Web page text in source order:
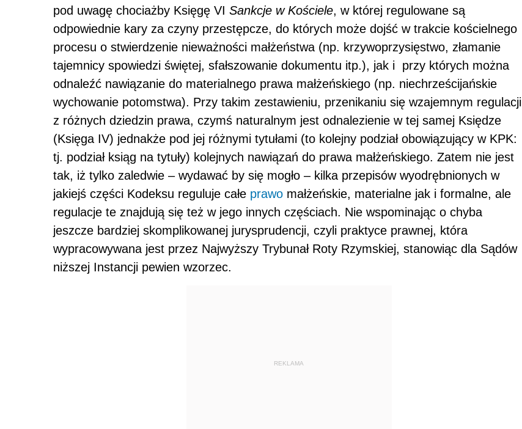
pod uwagę chociażby Księgę VI Sankcje w Kościele, w której regulowane są
odpowiednie kary za czyny przestępcze, do których może dojść w trakcie kościelnego
procesu o stwierdzenie nieważności małżeństwa (np. krzywoprzysięstwo, złamanie
tajemnicy spowiedzi świętej, sfałszowanie dokumentu itp.), jak i przy których można
odnaleźć nawiązanie do materialnego prawa małżeńskiego (np. niechrześcijańskie
wychowanie potomstwa). Przy takim zestawieniu, przenikaniu się wzajemnym regulacji
z różnych dziedzin prawa, czymś naturalnym jest odnalezienie w tej samej Księdze
(Księga IV) jednakże pod jej różnymi tytułami (to kolejny podział obowiązujący w KPK:
tj. podział ksiąg na tytuły) kolejnych nawiązań do prawa małżeńskiego. Zatem nie jest
tak, iż tylko zaledwie – wydawać by się mogło – kilka przepisów wyodrębnionych w
jakiejś części Kodeksu reguluje całe prawo małżeńskie, materialne jak i formalne, ale
regulacje te znajdują się też w jego innych częściach. Nie wspominając o chyba
jeszcze bardziej skomplikowanej jurysprudencji, czyli praktyce prawnej, która
wypracowywana jest przez Najwyższy Trybunał Roty Rzymskiej, stanowiąc dla Sądów
niższej Instancji pewien wzorzec.
REKLAMA